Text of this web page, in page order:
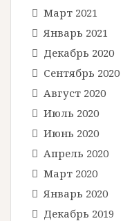
Март 2021
Январь 2021
Декабрь 2020
Сентябрь 2020
Август 2020
Июль 2020
Июнь 2020
Апрель 2020
Март 2020
Январь 2020
Декабрь 2019